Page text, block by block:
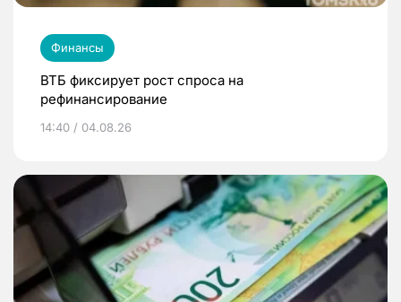
Финансы
ВТБ фиксирует рост спроса на
рефинансирование
14:40 / 04.08.26